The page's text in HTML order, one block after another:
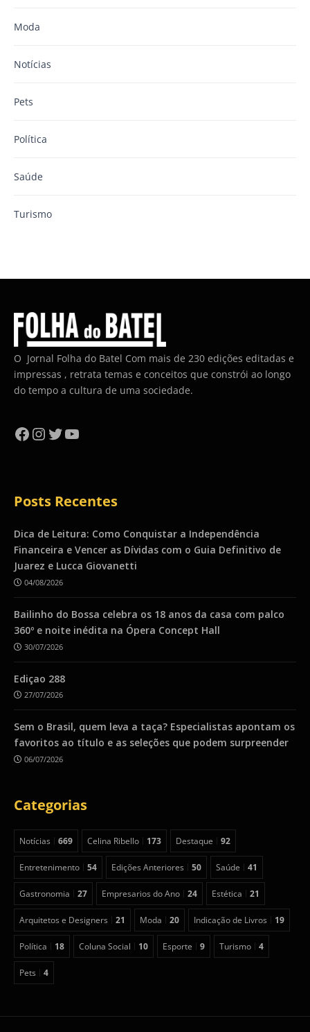
Moda
Notícias
Pets
Política
Saúde
Turismo
O Jornal Folha do Batel Com mais de 230 edições editadas e
impressas , retrata temas e conceitos que constrói ao longo
do tempo a cultura de uma sociedade.
Facebook
Instagram
Twitter
YouTube
Posts Recentes
Dica de Leitura: Como Conquistar a Independência
Financeira e Vencer as Dívidas com o Guia Definitivo de
Juarez e Lucca Giovanetti
04/08/2026
Bailinho do Bossa celebra os 18 anos da casa com palco
360º e noite inédita na Ópera Concept Hall
30/07/2026
Ediçao 288
27/07/2026
Sem o Brasil, quem leva a taça? Especialistas apontam os
favoritos ao título e as seleções que podem surpreender
06/07/2026
Categorias
Notícias 669 Celina Ribello 173 Destaque 92
Entretenimento 54 Edições Anteriores 50 Saúde 41
Gastronomia 27 Empresarios do Ano 24 Estética 21
Arquitetos e Designers 21 Moda 20 Indicação de Livros 19
Política 18 Coluna Social 10 Esporte 9 Turismo 4
Pets 4